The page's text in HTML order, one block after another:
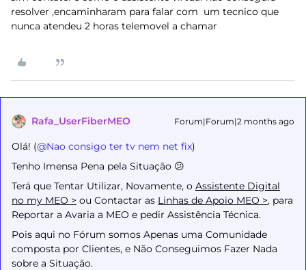
resolver ,encaminharam para falar com um tecnico que
nunca atendeu 2 horas telemovel a chamar
Rafa_UserFiberMEO Forum|Forum|2 months ago
Olá! (​@Nao consigo ter tv nem net fix)
Tenho Imensa Pena pela Situação 😕
Terá que Tentar Utilizar, Novamente, o Assistente Digital
no my MEO > ou Contactar as Linhas de Apoio MEO >, para
Reportar a Avaria a MEO e pedir Assistência Técnica.
Pois aqui no Fórum somos Apenas uma Comunidade
composta por Clientes, e Não Conseguimos Fazer Nada
sobre a Situação.